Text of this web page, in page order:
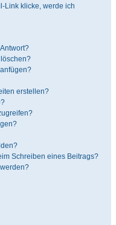
Link klicke, werde ich
erstellen?
Schreiben eines Beitrags?